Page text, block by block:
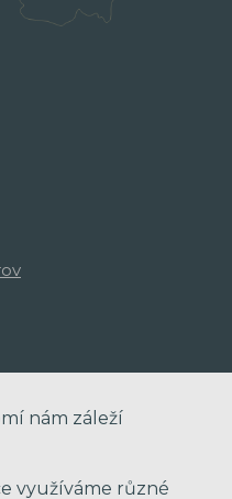
nám záleží
využíváme různé